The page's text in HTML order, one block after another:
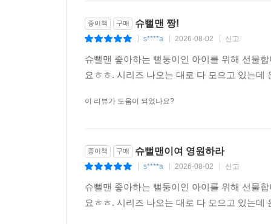
종이책 구매 슈뻘맨 짱!
s****a 2026-08-02 신고
슈뻘맨 좋아하는 뻘둥이인 아이를 위해 선물
요ㅎㅎ. 시리즈 나오는 대로 다 모으고 있는
이 리뷰가 도움이 되었나요?
종이책 구매 슈뻘맨이여 영원하라
s****a 2026-08-02 신고
슈뻘맨 좋아하는 뻘둥이인 아이를 위해 선물
요ㅎㅎ. 시리즈 나오는 대로 다 모으고 있는